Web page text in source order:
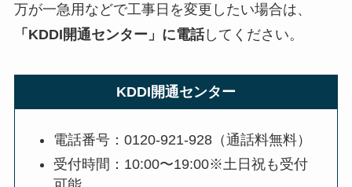
万が一急用などで工事日を変更したい場合は、
「KDDI開通センター」に電話してください。
KDDI開通センター
電話番号：0120-921-928（通話料無料）
受付時間：10:00〜19:00※土日祝も受付